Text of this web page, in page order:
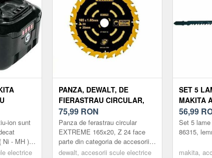
ion sunt
Ni - MH )
litiu-ion
electrice
PANZA, DEWALT, DE
FIERASTRAU CIRCULAR,
EXTREME 165X20, Z 24
DT10624-QZ
75,99 RON
Panza de ferastrau circular
EXTREME 165x20, Z 24 face
parte din categoria de accesorii
pentru scule profesionale
dewalt, accesorii scule electrice
SET 5
MAKITA
TARE/
56,99
Set 5
86315,
makita,